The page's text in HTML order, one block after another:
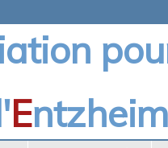
Entzheim